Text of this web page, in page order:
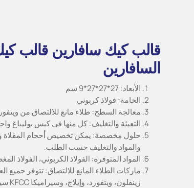
السافارين
الأبعاد: 27*27*27*9 سم
الخامة: فولاذ كربوني
معالجة السطح: طلاء مانع للالتصاق من
التعبئة والتغليف: كل منها في كيس بوليباغ واحد، 8 قطع في كرتونة رئيسية
حلول مخصصة: يمكن تخصيص أحجام المقلاة
والمواد والتغليف حسب الطلب.
المواد المتوفرة: الفولاذ الكربوني، الفولاذ
ماركات الطلاء المانع للالتصاق: تتوفر جميع
زينفلون، ويتفورد، وإيلاج، وسيراميكا KFCC سيراميكا.